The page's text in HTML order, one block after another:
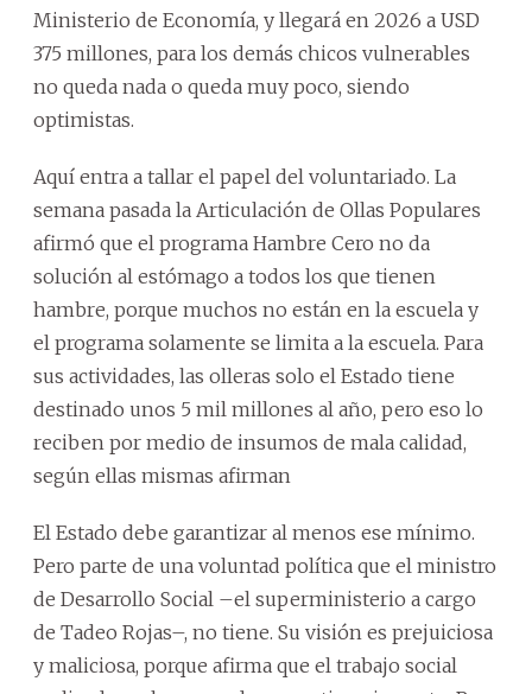
Ministerio de Economía, y llegará en 2026 a USD
375 millones, para los demás chicos vulnerables
no queda nada o queda muy poco, siendo
optimistas.
Aquí entra a tallar el papel del voluntariado. La
semana pasada la Articulación de Ollas Populares
afirmó que el programa Hambre Cero no da
solución al estómago a todos los que tienen
hambre, porque muchos no están en la escuela y
el programa solamente se limita a la escuela. Para
sus actividades, las olleras solo el Estado tiene
destinado unos 5 mil millones al año, pero eso lo
reciben por medio de insumos de mala calidad,
según ellas mismas afirman
El Estado debe garantizar al menos ese mínimo.
Pero parte de una voluntad política que el ministro
de Desarrollo Social –el superministerio a cargo
de Tadeo Rojas–, no tiene. Su visión es prejuiciosa
y maliciosa, porque afirma que el trabajo social